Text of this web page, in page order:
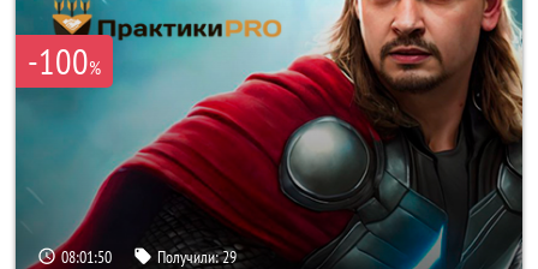
-100%
08:01:48 Получили:29